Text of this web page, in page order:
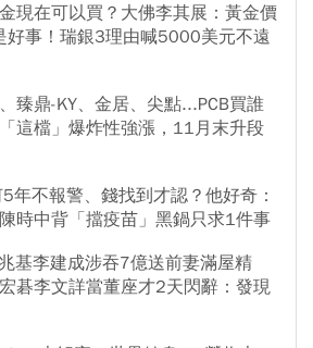
現在可以買？大佛李其展：黃金價
事！瑞銀3理由喊5000美元不遠
臻鼎-KY、金居、尖點...PCB買誰
這檔」爆炸性強漲，11月末升段
年不報警、錢找到才認？他好奇：
時中背「擋疫苗」黑鍋只求1件事
基李建成涉吞7億送前妻滿屋精
碁李文詳當董座才2天閃辭：發現